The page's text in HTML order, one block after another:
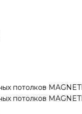
потолков
потолков